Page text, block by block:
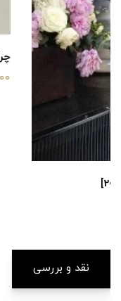
چراغ رومیزی و ایستاده Tatu مدل KS0121 [+مدل جدید 2025]
23,940,000 تومان
نقد و بررسی